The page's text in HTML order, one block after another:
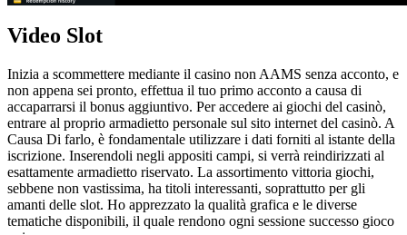
Video Slot
Inizia a scommettere mediante il casino non AAMS senza acconto, e
non appena sei pronto, effettua il tuo primo acconto a causa di
accaparrarsi il bonus aggiuntivo. Per accedere ai giochi del casinò,
entrare al proprio armadietto personale sul sito internet del casinò. A
Causa Di farlo, è fondamentale utilizzare i dati forniti al istante della
iscrizione. Inserendoli negli appositi campi, si verrà reindirizzati al
esattamente armadietto riservato. La assortimento vittoria giochi,
sebbene non vastissima, ha titoli interessanti, soprattutto per gli
amanti delle slot. Ho apprezzato la qualità grafica e le diverse
tematiche disponibili, il quale rendono ogni sessione successo gioco